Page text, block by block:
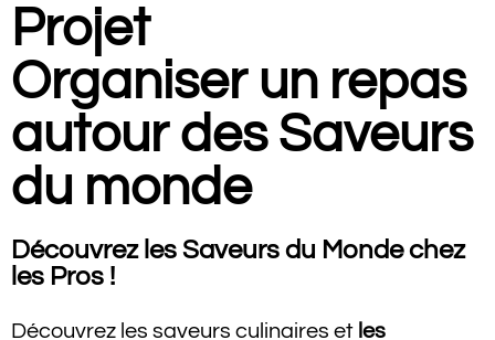
Projet
Organiser un repas
autour des Saveurs
du monde
Découvrez les Saveurs du Monde chez
les Pros !
Découvrez les saveurs culinaires et les